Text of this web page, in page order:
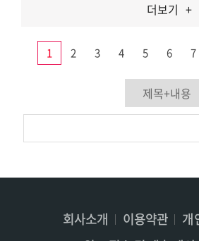
더보기 +
1 2 3 4 5 6 7
회사소개 이용약관
개